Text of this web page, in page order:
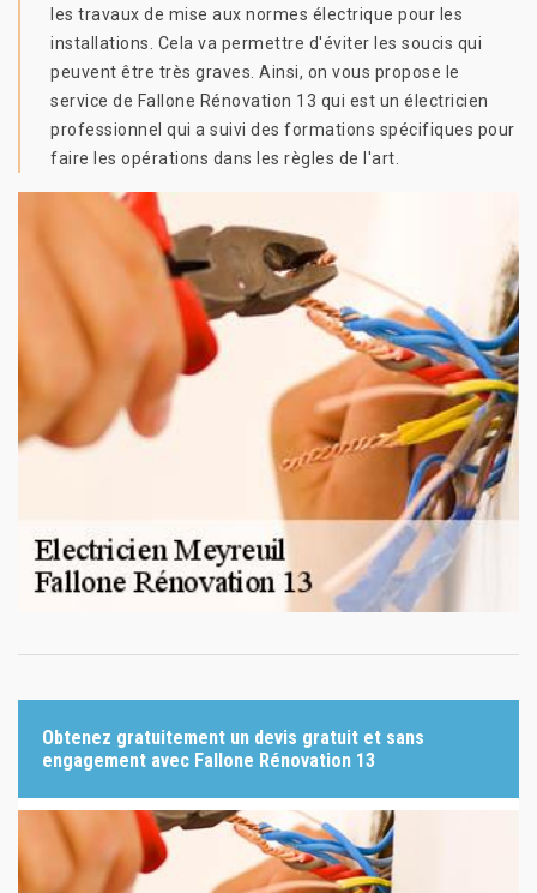
les travaux de mise aux normes électrique pour les
installations. Cela va permettre d'éviter les soucis qui
peuvent être très graves. Ainsi, on vous propose le
service de Fallone Rénovation 13 qui est un électricien
professionnel qui a suivi des formations spécifiques pour
faire les opérations dans les règles de l'art.
Obtenez gratuitement un devis gratuit et sans
engagement avec Fallone Rénovation 13